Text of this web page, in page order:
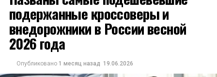
подержанные кроссоверы и
внедорожники в России весной
2026 года
Опубликовано 1 месяц назад 19.06.2026